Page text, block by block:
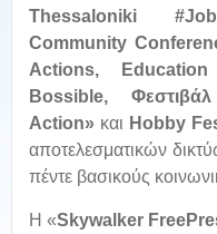
Thessaloniki
Community
Actions,
Bossible,
Action» και Hobby
αποτελεσματικών
πέντε βασικούς
H «Skywalker